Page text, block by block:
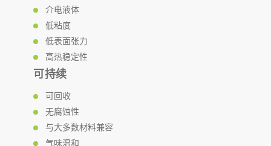
介电液体
低粘度
低表面张力
高热稳定性
可持续
可回收
无腐蚀性
与大多数材料兼容
气味温和